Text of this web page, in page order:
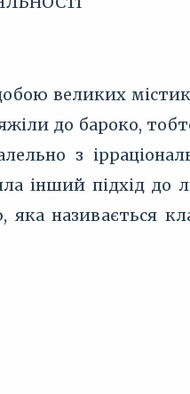
великих
до бароко,
з
інший підхід до
називається